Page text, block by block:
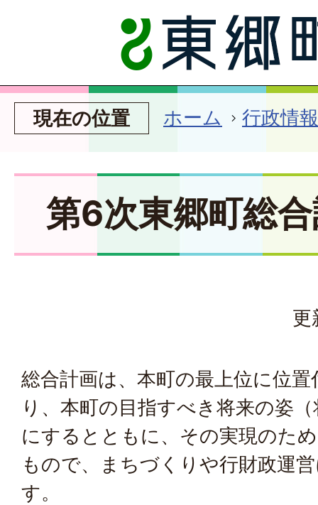
現在の位置 ホーム 行政情報
第6次東郷町総
更
総合計画は、本町の最上位に位
り、本町の目指すべき将来の姿
にするとともに、その実現のた
もので、まちづくりや行財政運
す。